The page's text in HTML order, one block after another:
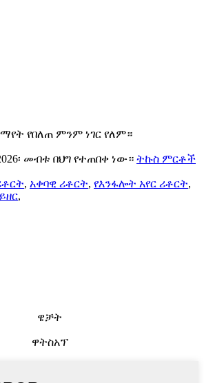
የበለጠ ምንም ነገር የለም።
መብቱ በህግ የተጠበቀ ነው። ትኩስ ምርቶች
, አቀባዊ ሪቶርት, የእንፋሎት አየር ሪቶርት,
,
ዌቻት
ዋትስአፕ